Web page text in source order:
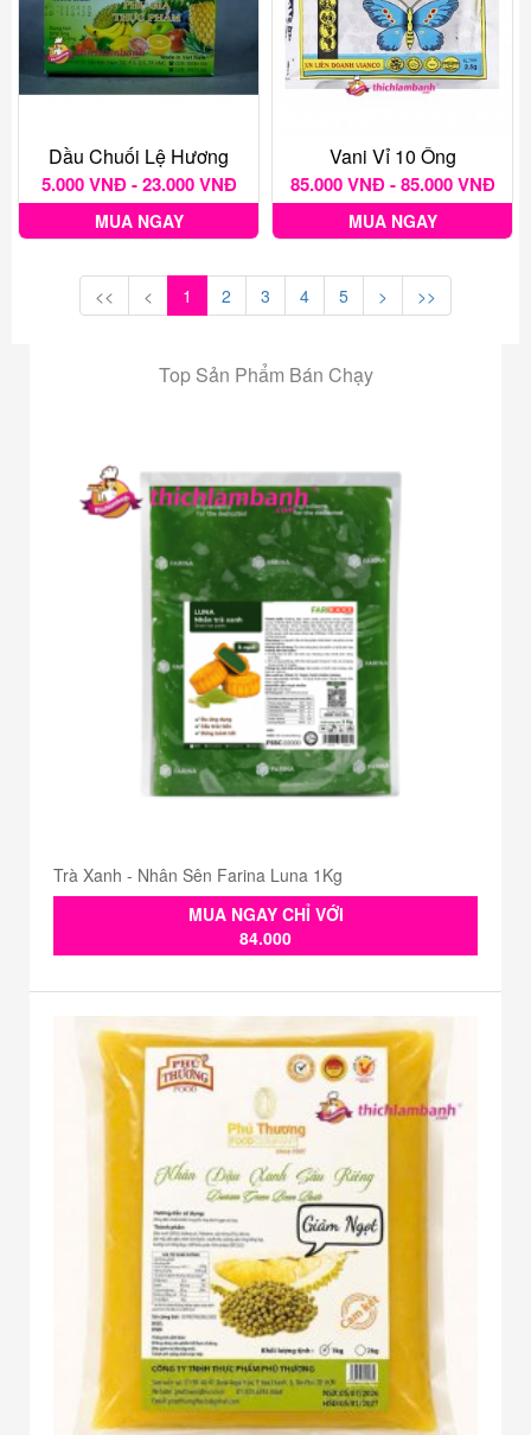
Dầu Chuối Lệ Hương
5.000 VNĐ - 23.000 VNĐ
MUA NGAY
Vani Vỉ 10 Ống
85.000 VNĐ - 85.000 VNĐ
MUA NGAY
<< < 1 2 3 4 5 > >>
Top Sản Phẩm Bán Chạy
Trà Xanh - Nhân Sên Farina Luna 1Kg
MUA NGAY CHỈ VỚI
84.000